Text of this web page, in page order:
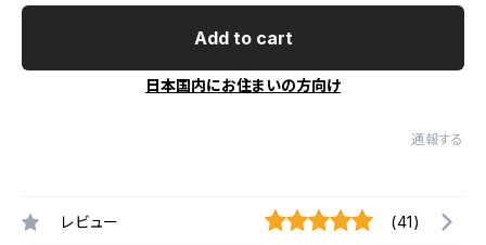
Add to cart
日本国内にお住まいの方向け
通報する
レビュー (41)